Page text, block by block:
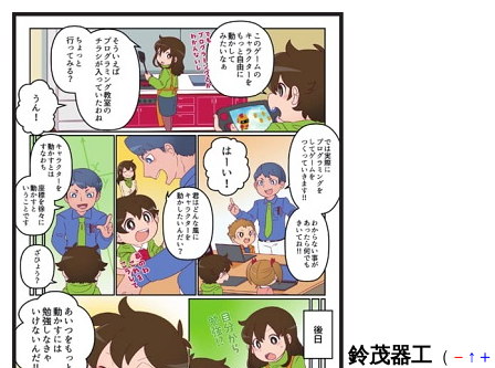
鈴茂器工 （ － ↑ ＋